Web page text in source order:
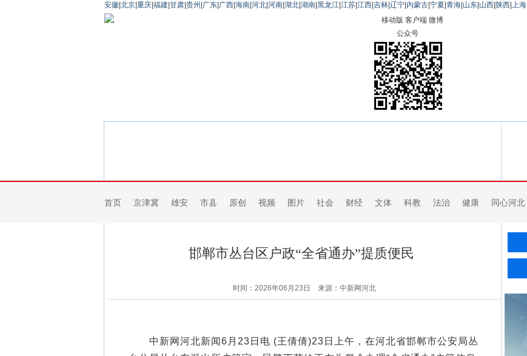
安徽 北京 重庆 福建 甘肃 贵州 广东 广西 海南 河北 河南 湖北 湖南 黑龙江 江苏 江西 吉林 辽宁 内蒙古 宁夏 青海 山东 山西 陕西 上海
移动版 客户端 微博
公众号
首页 京津冀 雄安 市县 原创 视频 图片 社会 财经 文体 科教 法治 健康 同心河北
邯郸市丛台区户政“全省通办”提质便民
时间：2026年06月23日 来源：中新网河北
中新网河北新闻6月23日电 (王倩倩)23日上午，在河北省邯郸市公安局丛